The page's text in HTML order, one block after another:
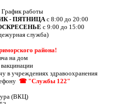
График работы
- ПЯТНИЦА с 8:00 до 20:00
с 9:00 до 15:00
служба)
района!
на дом
в учреждениях здравоохранения
☎ "Службы 122"
(ВКЦ)